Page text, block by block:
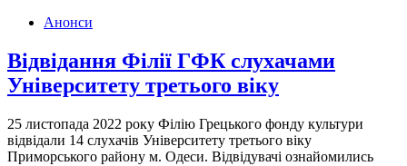
Анонси
Відвідання Філії ГФК слухачами
Університету третього віку
25 листопада 2022 року Філію Грецького фонду культури
відвідали 14 слухачів Університету третього віку
Приморського району м. Одеси. Відвідувачі ознайомились